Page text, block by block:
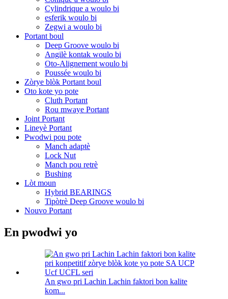
Cylindrique a woulo bi
esferik woulo bi
Zegwi a woulo bi
Portant boul
Deep Groove woulo bi
Angilè kontak woulo bi
Oto-Alignement woulo bi
Poussée woulo bi
Zòrye blòk Portant boul
Oto kote yo pote
Cluth Portant
Rou mwaye Portant
Joint Portant
Lineyè Portant
Pwodwi pou pote
Manch adaptè
Lock Nut
Manch pou retrè
Bushing
Lòt moun
Hybrid BEARINGS
Tipòtrè Deep Groove woulo bi
Nouvo Portant
En pwodwi yo
An gwo pri Lachin Lachin faktori bon kalite
kom...